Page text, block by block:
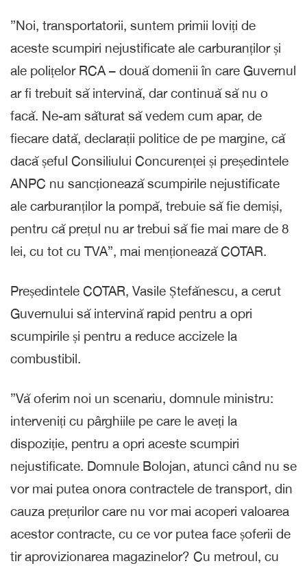
”Noi, transportatorii, suntem primii loviți de
aceste scumpiri nejustificate ale carburanților și
ale polițelor RCA – două domenii în care Guvernul
ar fi trebuit să intervină, dar continuă să nu o
facă. Ne-am săturat să vedem cum apar, de
fiecare dată, declarații politice de pe margine, că
dacă șeful Consiliului Concurenței și președintele
ANPC nu sancționează scumpirile nejustificate
ale carburanților la pompă, trebuie să fie demiși,
pentru că prețul nu ar trebui să fie mai mare de 8
lei, cu tot cu TVA”, mai menționează COTAR.
Președintele COTAR, Vasile Ștefănescu, a cerut
Guvernului să intervină rapid pentru a opri
scumpirile și pentru a reduce accizele la
combustibil.
”Vă oferim noi un scenariu, domnule ministru:
interveniți cu pârghiile pe care le aveți la
dispoziție, pentru a opri aceste scumpiri
nejustificate. Domnule Bolojan, atunci când nu se
vor mai putea onora contractele de transport, din
cauza prețurilor care nu vor mai acoperi valoarea
acestor contracte, cu ce vor putea face șoferii de
tir aprovizionarea magazinelor? Cu metroul, cu